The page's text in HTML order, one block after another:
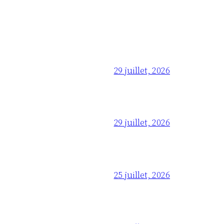
29 juillet, 2026
29 juillet, 2026
25 juillet, 2026